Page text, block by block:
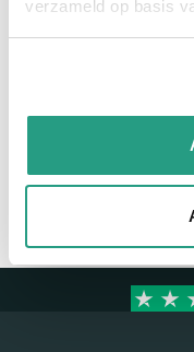
verzameld op basis
We zijn beschikbaar